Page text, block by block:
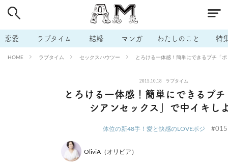
恋愛 ラブタイム 結婚 マンガ わたしのこと 特
HOME ラブタイム セックスハウツー とろける一体感！簡単にできるプチ「
2015.10.18 ラブタイム
とろける一体感！簡単にできるプ
シアンセックス」で中イキし
体位の新48手！愛と快感のLOVEポジ #015
OliviA（オリビア）
# 男の本音 # セフレ # 不倫
# 出会う方法 # マッチングアプリ # ラブグッズ # 体の相